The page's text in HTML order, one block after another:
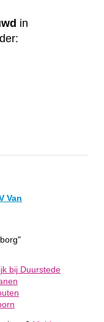
in
Van
bij Duurstede